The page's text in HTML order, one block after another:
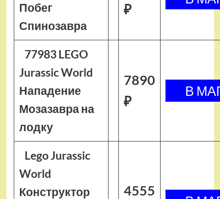
Побег
Спинозавра
₽
77983 LEGO
Jurassic World
Нападение
Мозазавра на
лодку
7890
₽
Lego Jurassic
World
Конструктор
4555